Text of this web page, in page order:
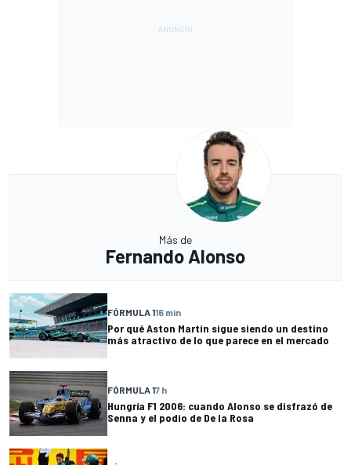
Más de
Fernando Alonso
FÓRMULA 116 min
Por qué Aston Martin sigue siendo un destino
más atractivo de lo que parece en el mercado
FÓRMULA 17 h
Hungría F1 2006: cuando Alonso se disfrazó de
Senna y el podio de De la Rosa